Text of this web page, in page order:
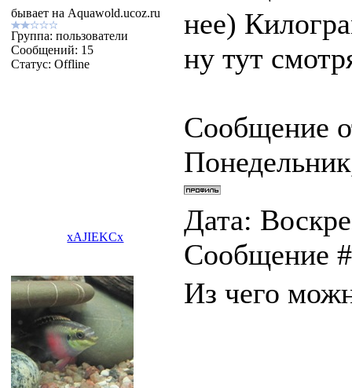
бывает на Aquawold.ucoz.ru
Группа: пользователи
Сообщений: 15
Статус: Offline
нее)
ну тут
Сообщение
xAJIEKCx
Дата:
Сообщение
Из чего